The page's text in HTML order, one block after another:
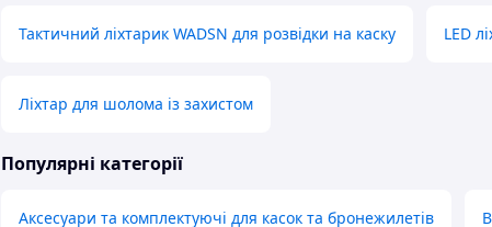
Тактичний ліхтарик WADSN для розвідки на каску LED
Ліхтар для шолома із захистом
Популярні категорії
Аксесуари та комплектуючі для касок та бронежилетів